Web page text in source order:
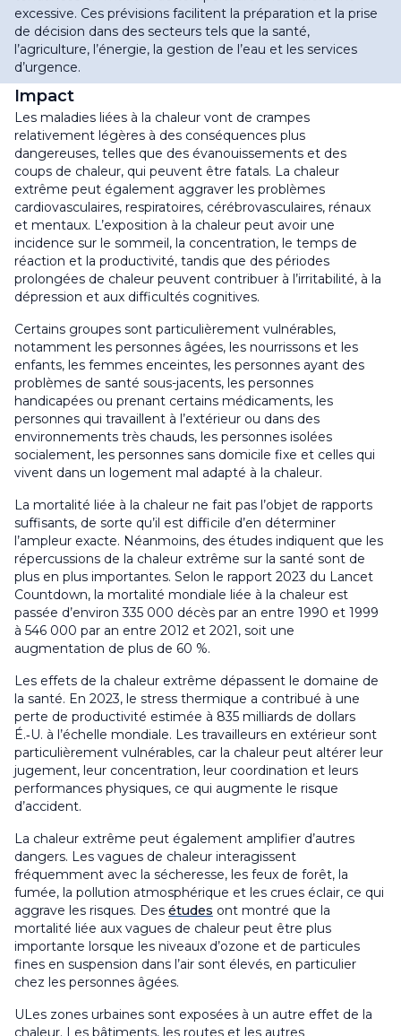
excessive. Ces prévisions facilitent la préparation et la prise
de décision dans des secteurs tels que la santé,
l’agriculture, l’énergie, la gestion de l’eau et les services
d’urgence.
Impact
Les maladies liées à la chaleur vont de crampes
relativement légères à des conséquences plus
dangereuses, telles que des évanouissements et des
coups de chaleur, qui peuvent être fatals. La chaleur
extrême peut également aggraver les problèmes
cardiovasculaires, respiratoires, cérébrovasculaires, rénaux
et mentaux. L’exposition à la chaleur peut avoir une
incidence sur le sommeil, la concentration, le temps de
réaction et la productivité, tandis que des périodes
prolongées de chaleur peuvent contribuer à l’irritabilité, à la
dépression et aux difficultés cognitives.
Certains groupes sont particulièrement vulnérables,
notamment les personnes âgées, les nourrissons et les
enfants, les femmes enceintes, les personnes ayant des
problèmes de santé sous-jacents, les personnes
handicapées ou prenant certains médicaments, les
personnes qui travaillent à l’extérieur ou dans des
environnements très chauds, les personnes isolées
socialement, les personnes sans domicile fixe et celles qui
vivent dans un logement mal adapté à la chaleur.
La mortalité liée à la chaleur ne fait pas l’objet de rapports
suffisants, de sorte qu’il est difficile d’en déterminer
l’ampleur exacte. Néanmoins, des études indiquent que les
répercussions de la chaleur extrême sur la santé sont de
plus en plus importantes. Selon le rapport 2023 du Lancet
Countdown, la mortalité mondiale liée à la chaleur est
passée d’environ 335 000 décès par an entre 1990 et 1999
à 546 000 par an entre 2012 et 2021, soit une
augmentation de plus de 60 %.
Les effets de la chaleur extrême dépassent le domaine de
la santé. En 2023, le stress thermique a contribué à une
perte de productivité estimée à 835 milliards de dollars
É.‑U. à l’échelle mondiale. Les travailleurs en extérieur sont
particulièrement vulnérables, car la chaleur peut altérer leur
jugement, leur concentration, leur coordination et leurs
performances physiques, ce qui augmente le risque
d’accident.
La chaleur extrême peut également amplifier d’autres
dangers. Les vagues de chaleur interagissent
fréquemment avec la sécheresse, les feux de forêt, la
fumée, la pollution atmosphérique et les crues éclair, ce qui
aggrave les risques. Des études ont montré que la
mortalité liée aux vagues de chaleur peut être plus
importante lorsque les niveaux d’ozone et de particules
fines en suspension dans l’air sont élevés, en particulier
chez les personnes âgées.
ULes zones urbaines sont exposées à un autre effet de la
chaleur. Les bâtiments, les routes et les autres